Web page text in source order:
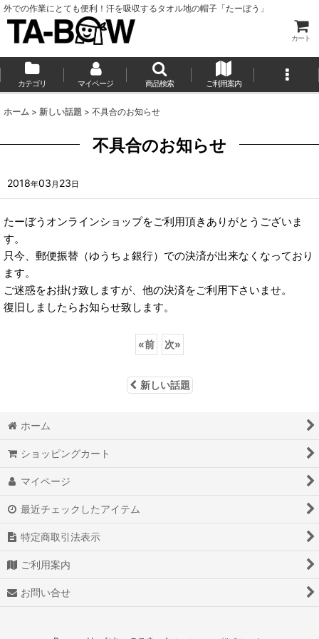
外での作業にとても便利！汗を吸収するタオル地の帽子「たーぼう」
カート
カテゴリ マイページ 商品検索 ご利用案内
ホーム > 新しい話題 > 不具合のお知らせ
不具合のお知らせ
2018年03 月 23日
たーぼうオンラインショップをご利用頂きありがとうございま
す。
只今、郵便振替（ゆうちょ銀行）での決済が出来なくなっており
ます。
ご迷惑をお掛け致しますが、他の決済をご利用下さいませ。
復旧しましたらお知らせ致します。
«前 次»
新しい話題
ホーム
ショッピングカート
マイページ
最近チェックしたアイテム
特定商取引法表示
ご利用案内
お問い合せ